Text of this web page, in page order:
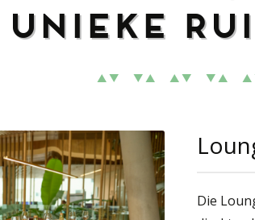
Unieke
Die